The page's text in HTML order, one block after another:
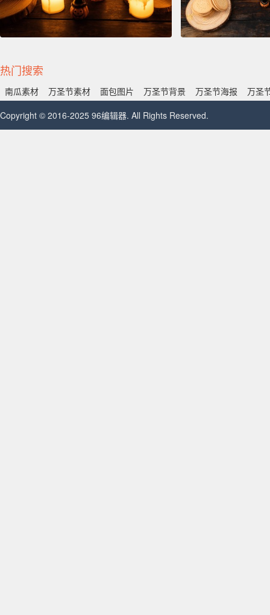
热门搜索
南瓜素材 万圣节素材 面包图片 万圣节背景 万圣节海报
万圣
Copyright © 2016-2025 96编辑器. All Rights Reserved.